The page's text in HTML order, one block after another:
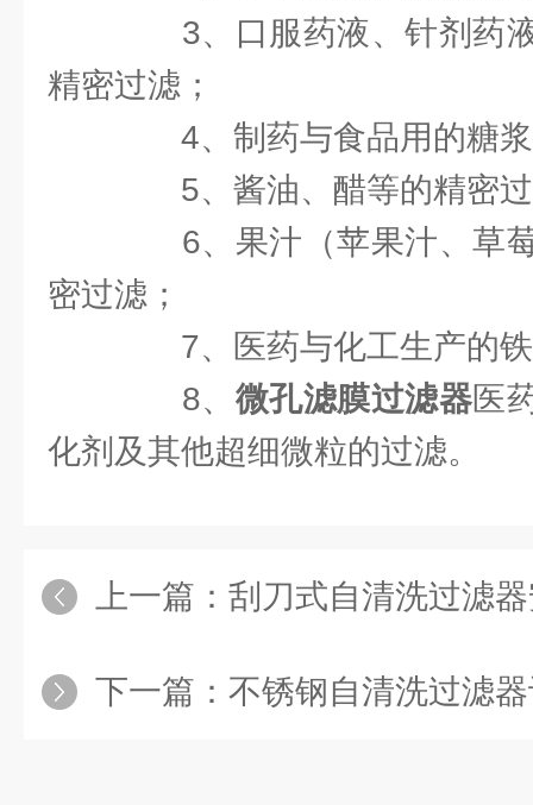
3、口服药液、针剂药液
精密过滤；
4、制药与食品用的糖浆
5、酱油、醋等的精密
6、果汁（苹果汁、草莓
密过滤；
7、医药与化工生产的铁
8、 微孔滤膜过滤器医
化剂及其他超细微粒的过滤。
上一篇： 刮刀式自清洗过滤
下一篇： 不锈钢自清洗过滤器让生活